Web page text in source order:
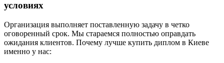
условиях
Организация выполняет поставленную задачу в четко
оговоренный срок. Мы стараемся полностью оправдать
ожидания клиентов. Почему лучше купить диплом в Киеве
именно у нас: